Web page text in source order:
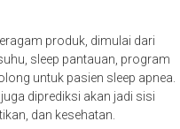
produk, dimulai dari
sleep pantauan, program
untuk pasien sleep apnea.
diprediksi akan jadi sisi
dan kesehatan.